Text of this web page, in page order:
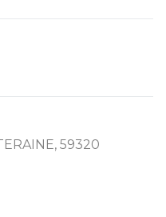
59320